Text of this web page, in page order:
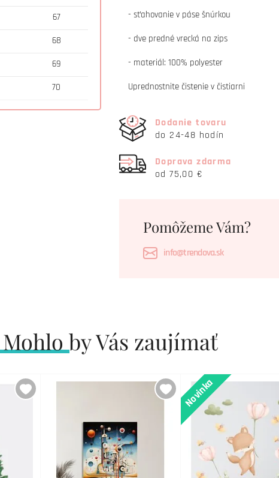
67
68
69
70
- sťahovanie v páse šnúrkou
- dve predné vrecká na zips
- materiál: 100% polyester
Uprednostnite čistenie v čistiarni
Dodanie tovaru
do 24-48 hodín
Doprava zdarma
od 75,00 €
Pomôžeme Vám?
info@trendova.sk
Mohlo by Vás zaujímať
Novinka